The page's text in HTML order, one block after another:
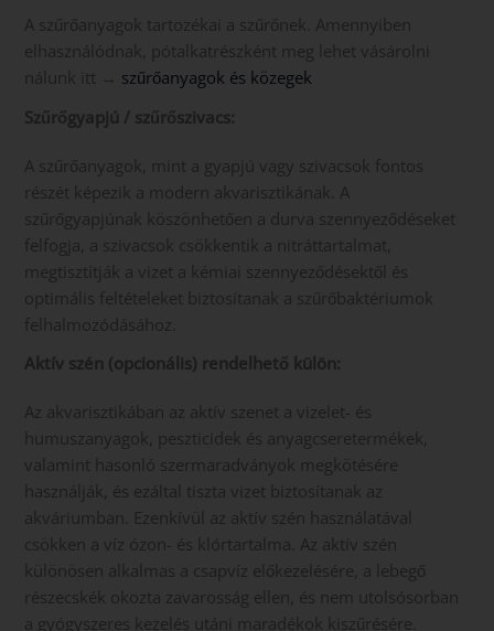
A szűrőanyagok tartozékai a szűrőnek. Amennyiben
elhasználódnak, pótalkatrészként meg lehet vásárolni
nálunk itt → szűrőanyagok és közegek
Szűrőgyapjú / szűrőszivacs:
A szűrőanyagok, mint a gyapjú vagy szivacsok fontos
részét képezik a modern akvarisztikának. A
szűrőgyapjúnak köszönhetően a durva szennyeződéseket
felfogja, a szivacsok csökkentik a nitráttartalmat,
megtisztítják a vizet a kémiai szennyeződésektől és
optimális feltételeket biztosítanak a szűrőbaktériumok
felhalmozódásához.
Aktív szén (opcionális) rendelhető külön:
Az akvarisztikában az aktív szenet a vizelet- és
humuszanyagok, peszticidek és anyagcseretermékek,
valamint hasonló szermaradványok megkötésére
használják, és ezáltal tiszta vizet biztosítanak az
akváriumban. Ezenkívül az aktív szén használatával
csökken a víz ózon- és klórtartalma. Az aktív szén
különösen alkalmas a csapvíz előkezelésére, a lebegő
részecskék okozta zavarosság ellen, és nem utolsósorban
a gyógyszeres kezelés utáni maradékok kiszűrésére.